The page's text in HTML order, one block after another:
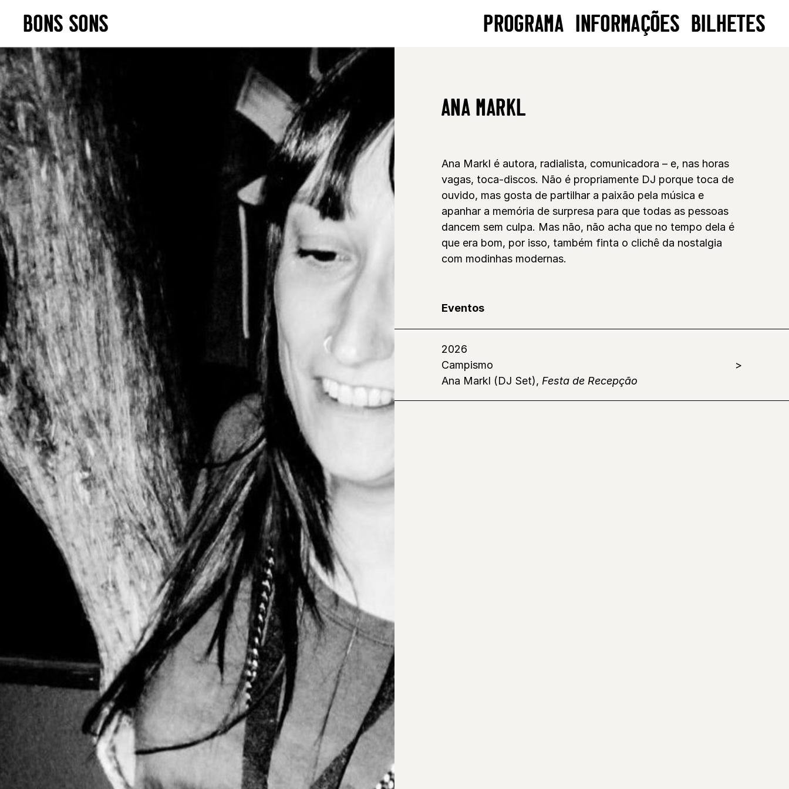
BONS SONS PROGRAMA INFORMAÇÕES BILHETES
ANA MARKL
Ana Markl é autora, radialista, comunicadora – e, nas horas
vagas, toca-discos. Não é propriamente DJ porque toca de
ouvido, mas gosta de partilhar a paixão pela música e
apanhar a memória de surpresa para que todas as pessoas
dancem sem culpa. Mas não, não acha que no tempo dela é
que era bom, por isso, também finta o clichê da nostalgia
com modinhas modernas.
Eventos
2026
Campismo
Ana Markl (DJ Set), Festa de Recepção
BONS SONS
SCOCS
CEM SOLDOS
MANIFESTO
PARTICIPAR
PLANO PARA A
DIVERSIDADE
PERGUNTAS
FREQUENTES